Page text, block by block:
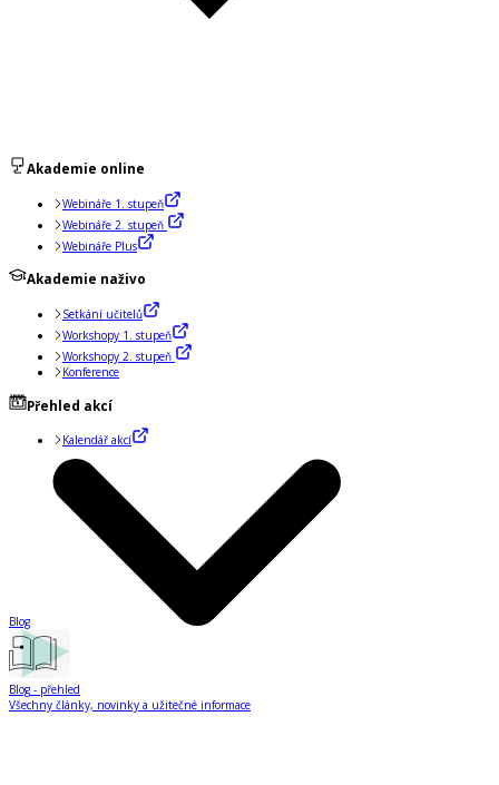
Akademie online
Webináře 1. stupeň
Webináře 2. stupeň
Webináře Plus
Akademie naživo
Setkání učitelů
Workshopy 1. stupeň
Workshopy 2. stupeň
Konference
Přehled akcí
Kalendář akcí
Blog
Blog - přehled
Všechny články, novinky a užitečné informace